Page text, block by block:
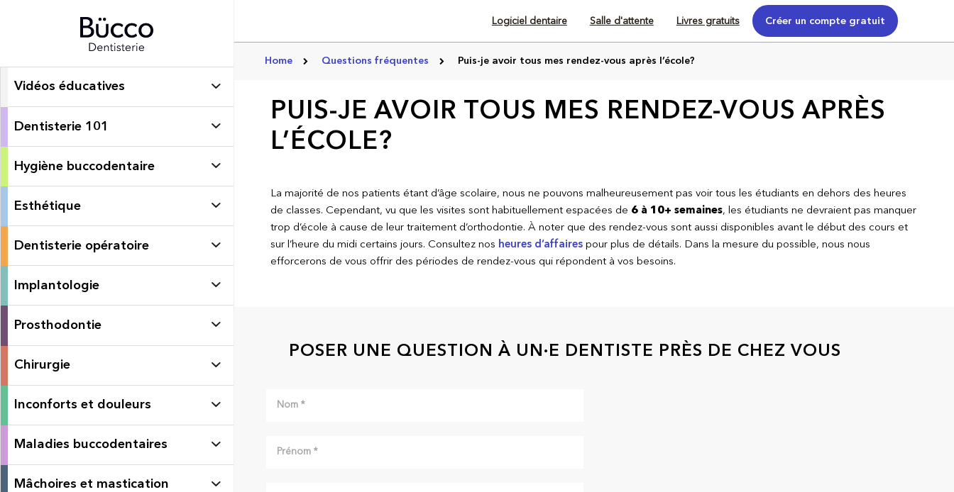
Logiciel dentaire Salle d'attente Livres gratuits Créer un compte gratuit
Vidéos éducatives
Dentisterie 101
Hygiène buccodentaire
Esthétique
Dentisterie opératoire
Implantologie
Prosthodontie
Chirurgie
Inconforts et douleurs
Maladies buccodentaires
Mâchoires et mastication
Home Questions fréquentes Puis-je avoir tous mes rendez-vous après l’école?
PUIS-JE AVOIR TOUS MES RENDEZ-VOUS APRÈS
L’ÉCOLE?
La majorité de nos patients étant d’âge scolaire, nous ne pouvons malheureusement pas voir tous les étudiants en dehors des heures
de classes. Cependant, vu que les visites sont habituellement espacées de 6 à 10+ semaines, les étudiants ne devraient pas manquer
trop d’école à cause de leur traitement d’orthodontie. À noter que des rendez-vous sont aussi disponibles avant le début des cours et
sur l’heure du midi certains jours. Consultez nos heures d’affairespour plus de détails. Dans la mesure du possible, nous nous
efforcerons de vous offrir des périodes de rendez-vous qui répondent à vos besoins.
POSER UNE QUESTION À UN·E DENTISTE PRÈS DE CHEZ VOUS